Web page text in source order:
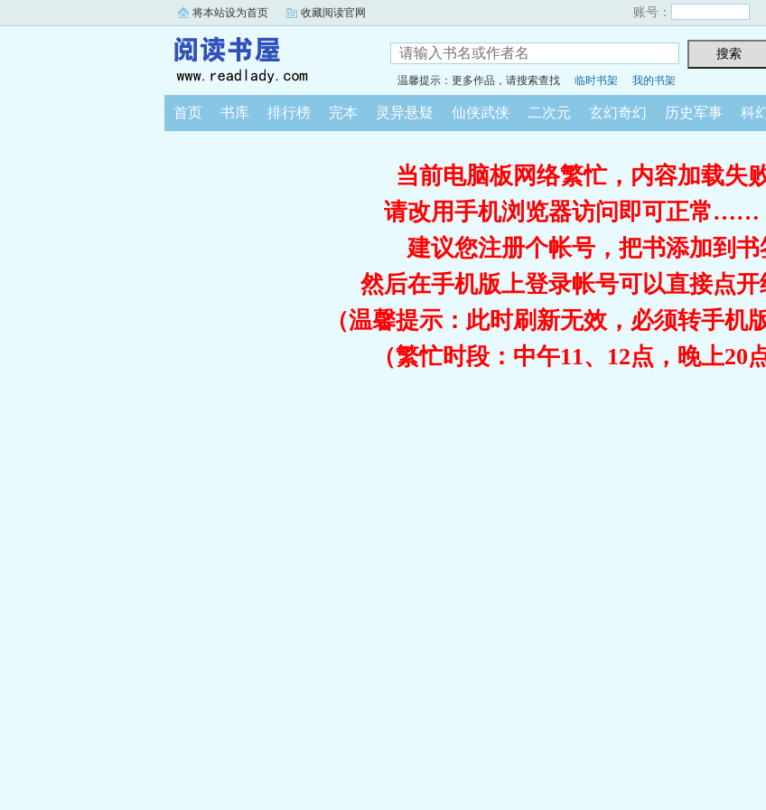
将本站设为首页 收藏阅读官网 账号：
温馨提示：更多作品，请搜索查找 临时书架 我的书架
首页 书库 排行榜 完本 灵异悬疑 仙侠武侠 二次元 玄幻奇幻 历史军事 科
当前电脑板网络繁忙，内容加载
请改用手机浏览器访问即可正常……
建议您注册个帐号，把书添加到书
然后在手机版上登录帐号可以直接点
（温馨提示：此时刷新无效，必须转手机
（繁忙时段：中午11、12点，晚上20